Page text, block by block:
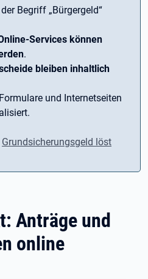
Begriff ­„Bürgergeld“
Services können
.
bleiben inhaltlich
und Internetseiten
Grundsicherungsgeld löst
Anträge und
online